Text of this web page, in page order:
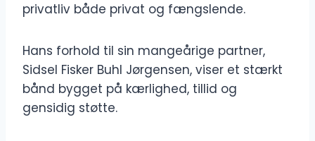
privatliv både privat og fængslende.
Hans forhold til sin mangeårige partner,
Sidsel Fisker Buhl Jørgensen, viser et stærkt
bånd bygget på kærlighed, tillid og
gensidig støtte.